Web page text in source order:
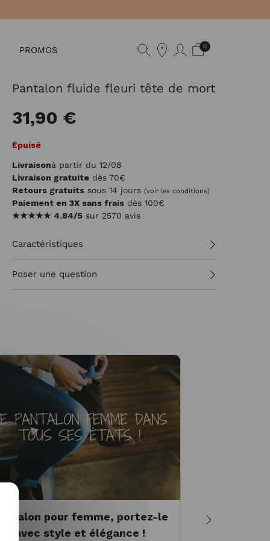
PROMOS 0
Pantalon fluide fleuri tête de mort
31,90 €
Épuisé
Livraisonà partir du 12/08
Livraison gratuite dès 70€
Retours gratuits sous 14 jours (voir les conditions)
Paiement en 3X sans frais dès 100€
★★★★★ 4.84/5 sur 2570 avis
Caractéristiques
Poser une question
pour femme, portez-le
avec style et élégance !
Pantalon